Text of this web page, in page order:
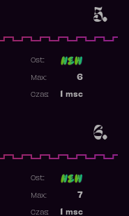
5.
6.
Ost:
6
Max:
msc
Czas:
Ost:
7
Max:
msc
Czas: